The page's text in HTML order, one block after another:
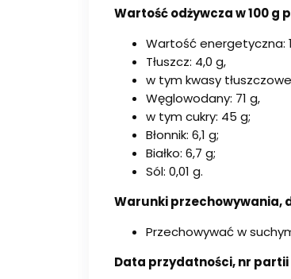
Wartość odżywcza w 100 g
Wartość energetyczna:
Tłuszcz: 4,0 g,
w tym kwasy
Węglowodany: 71 g,
w tym cukry: 45 g;
Błonnik: 6,1 g;
Białko: 6,7 g;
Sól: 0,01 g.
Warunki przechowywania,
Przechowywać w
Data przydatności, nr